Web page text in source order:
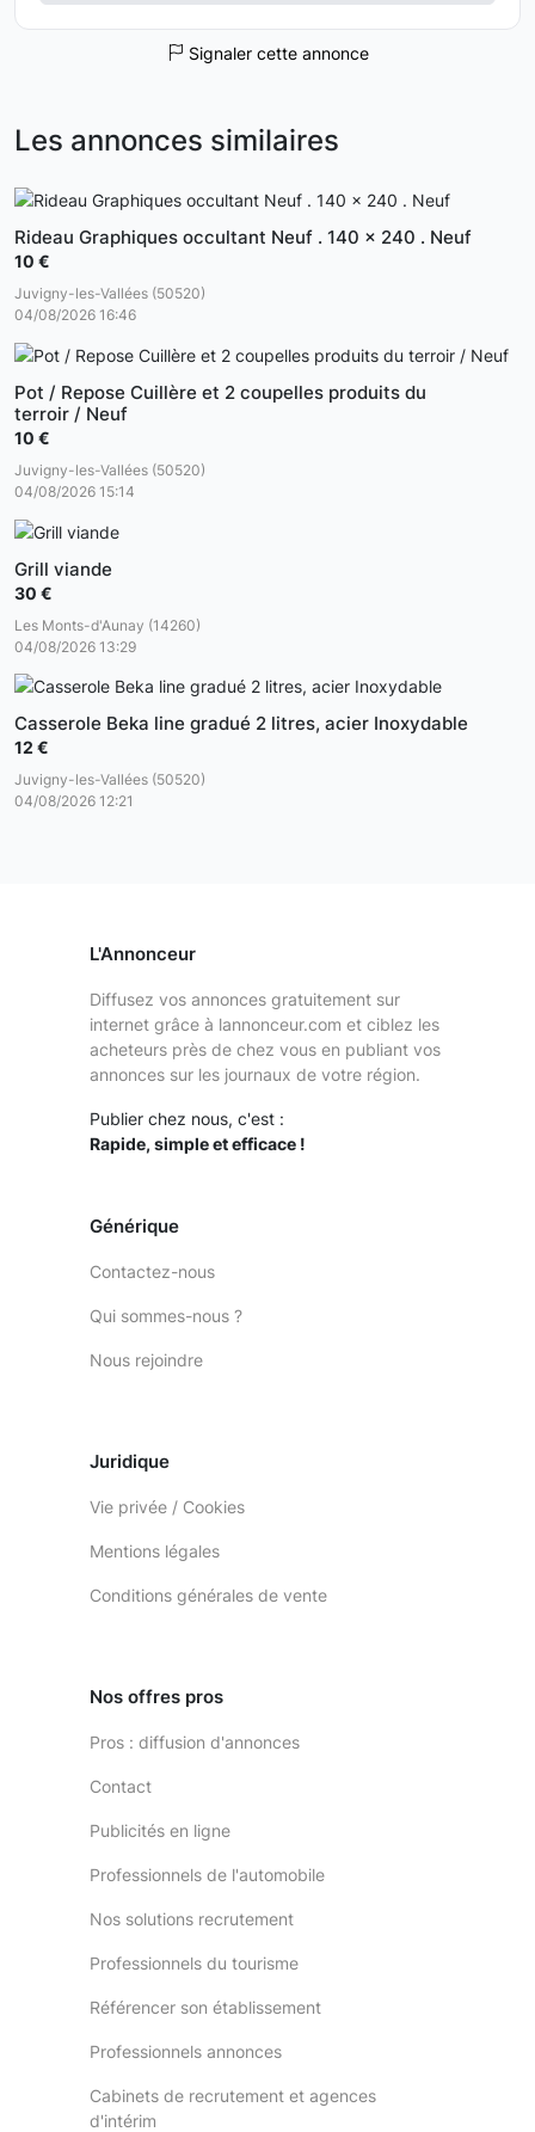
Signaler cette annonce
Les annonces similaires
Rideau Graphiques occultant Neuf . 140 x 240 . Neuf
10 €
Juvigny-les-Vallées (50520)
04/08/2026 16:46
Pot / Repose Cuillère et 2 coupelles produits du
terroir / Neuf
10 €
Juvigny-les-Vallées (50520)
04/08/2026 15:14
Grill viande
30 €
Les Monts-d'Aunay (14260)
04/08/2026 13:29
Casserole Beka line gradué 2 litres, acier Inoxydable
12 €
Juvigny-les-Vallées (50520)
04/08/2026 12:21
L'Annonceur
Diffusez vos annonces gratuitement sur
internet grâce à lannonceur.com et ciblez les
acheteurs près de chez vous en publiant vos
annonces sur les journaux de votre région.
Publier chez nous, c'est :
Rapide, simple et efficace !
Générique
Contactez-nous
Qui sommes-nous ?
Nous rejoindre
Juridique
Vie privée / Cookies
Mentions légales
Conditions générales de vente
Nos offres pros
Pros : diffusion d'annonces
Contact
Publicités en ligne
Professionnels de l'automobile
Nos solutions recrutement
Professionnels du tourisme
Référencer son établissement
Professionnels annonces
Cabinets de recrutement et agences
d'intérim